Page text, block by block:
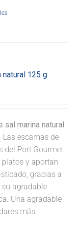
natural 125 g
sal marina natural
Las escamas de
del Port Gourmet
platos y aportan
gracias a
agradable
Una agradable
más